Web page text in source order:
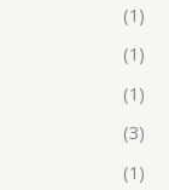
(1)
(1)
(1)
(3)
(1)